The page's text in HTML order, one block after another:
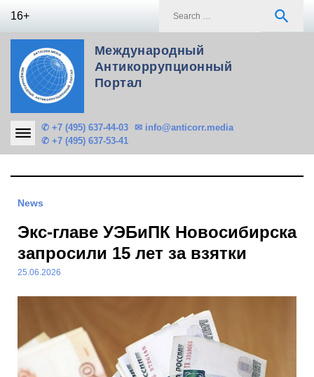
16+ search
Международный
Антикоррупционный
Портал
✆ +7 (495) 637-44-03
✆ +7 (495) 637-53-41
✉ info@anticorr.media
News
Экс-главе УЭБиПК Новосибирска
запросили 15 лет за взятки
25.06.2026